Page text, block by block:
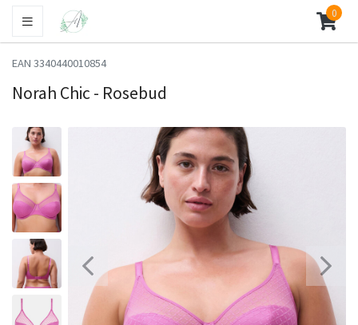
0
EAN 3340440010854
Norah Chic - Rosebud